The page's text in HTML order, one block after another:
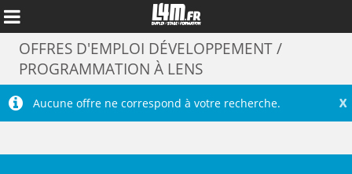
OFFRES D'EMPLOI DÉVELOPPEMENT /
PROGRAMMATION À LENS
X
Aucune offre ne correspond à votre recherche.